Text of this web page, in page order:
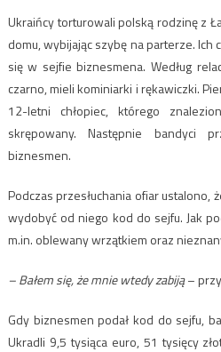
Ukraińcy torturowali polską rodzinę z
domu, wybijając szybę na parterze. Ich
się w sejfie biznesmena. Według
czarno, mieli kominiarki i rękawiczki.
12-letni chłopiec, którego
skrępowany. Następnie bandyci
biznesmen.
Podczas przesłuchania ofiar ustalono,
wydobyć od niego kod do sejfu. Jak
m.in. oblewany wrzątkiem oraz
– Bałem się, że mnie wtedy zabiją–
Gdy biznesmen podał kod do sejfu,
Ukradli 9,5 tysiąca euro, 51 tysięcy